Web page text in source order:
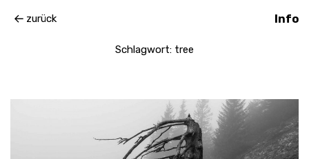
zurück Info
Schlagwort: tree